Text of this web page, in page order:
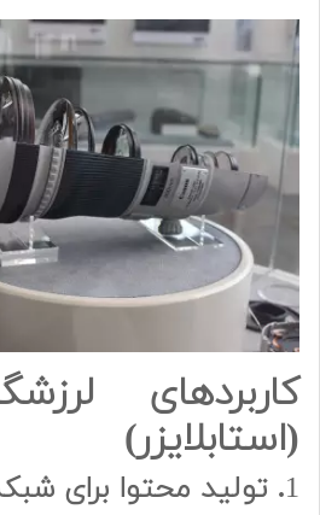
کاربردهای
(استابلایزر)
1. تولید محتوا برای